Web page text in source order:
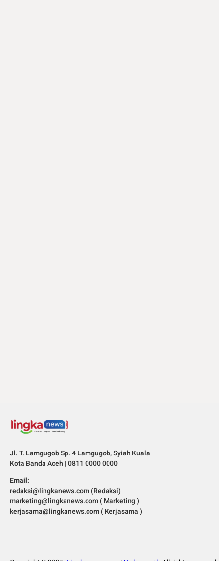
Jl. T. Lamgugob Sp. 4 Lamgugob, Syiah Kuala
Kota Banda Aceh | 0811 0000 0000
Email:
redaksi@lingkanews.com (Redaksi)
marketing@lingkanews.com ( Marketing )
kerjasama@lingkanews.com ( Kerjasama )